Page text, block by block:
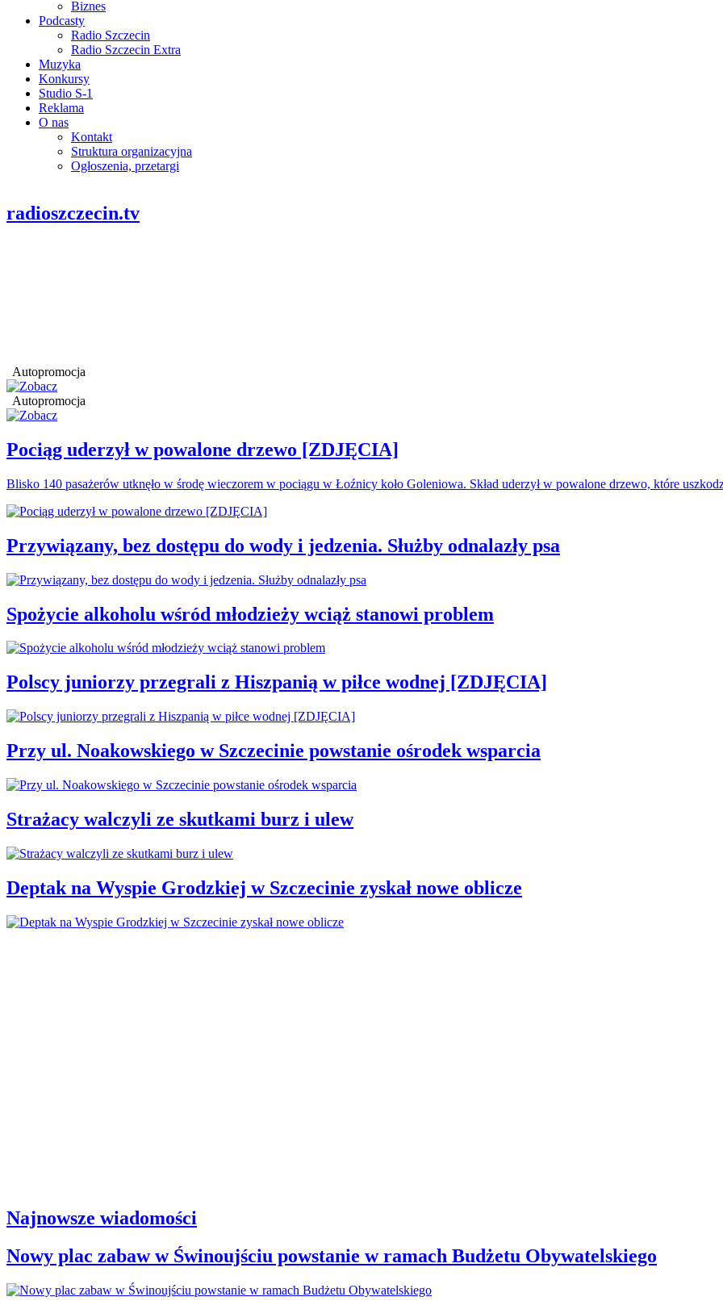
Biznes
Podcasty
Radio Szczecin
Radio Szczecin Extra
Muzyka
Konkursy
Studio S-1
Reklama
O nas
Kontakt
Struktura organizacyjna
Ogłoszenia, przetargi
radioszczecin.tv
Autopromocja
Autopromocja
Pociąg uderzył w powalone drzewo [ZDJĘCIA]
Blisko 140 pasażerów utknęło w środę wieczorem w pociągu w Łoźnicy koło Goleniowa. Skład uderzył w powalone drzewo, które
Przywiązany, bez dostępu do wody i jedzenia. Służby odnalazły psa
Spożycie alkoholu wśród młodzieży wciąż stanowi problem
Polscy juniorzy przegrali z Hiszpanią w piłce wodnej [ZDJĘCIA]
Przy ul. Noakowskiego w Szczecinie powstanie ośrodek wsparcia
Strażacy walczyli ze skutkami burz i ulew
Deptak na Wyspie Grodzkiej w Szczecinie zyskał nowe oblicze
Najnowsze wiadomości
Nowy plac zabaw w Świnoujściu powstanie w ramach Budżetu Obywatelskiego